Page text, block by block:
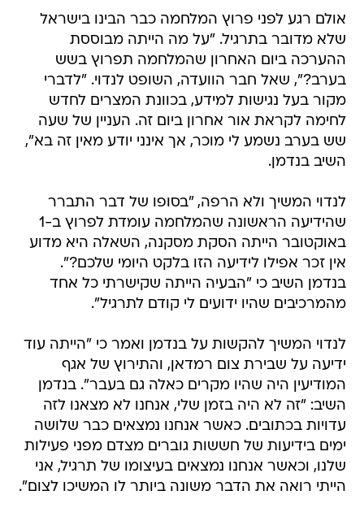
אולם רגע לפני פרוץ המלחמה כבר הבינו בישראל
שלא מדובר בתרגיל. "על מה הייתה מבוססת
ההערכה ביום האחרון שהמלחמה תפרוץ בשש
בערב?", שאל חבר הוועדה, השופט לנדוי. "לדברי
מקור בעל נגישות למידע, בכוונת המצרים לחדש
לחימה לקראת אור אחרון ביום זה. העניין של שעה
שש בערב נשמע לי מוכר, אך אינני יודע מאין זה בא",
השיב בנדמן.
לנדוי המשיך ולא הרפה, "בסופו של דבר התברר
שהידיעה הראשונה שהמלחמה עומדת לפרוץ ב-1
באוקטובר הייתה הסקת מסקנה, השאלה היא מדוע
אין זכר אפילו לידיעה הזו בלקט היומי שלכם?".
בנדמן השיב כי "הבעיה הייתה שקישרתי כל אחד
מהמרכיבים שהיו ידועים לי קודם לתרגיל".
לנדוי המשיך להקשות על בנדמן ואמר כי "הייתה עוד
ידיעה על שבירת צום רמדאן, והתירוץ של אגף
המודיעין היה שהיו מקרים כאלה גם בעבר". בנדמן
השיב: "זה לא היה בזמן שלי, אנחנו לא מצאנו לזה
עדויות בכתובים. כאשר אנחנו נמצאים כבר שלושה
ימים בידיעות של חששות גוברים מצדם מפני פעילות
שלנו, וכאשר אנחנו נמצאים בעיצומו של תרגיל, אני
הייתי רואה את הדבר משונה ביותר לו המשיכו לצום".